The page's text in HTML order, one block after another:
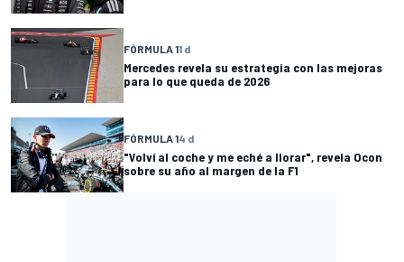
FÓRMULA 11 d
Mercedes revela su estrategia con las mejoras
para lo que queda de 2026
FÓRMULA 14 d
"Volví al coche y me eché a llorar", revela Ocon
sobre su año al margen de la F1